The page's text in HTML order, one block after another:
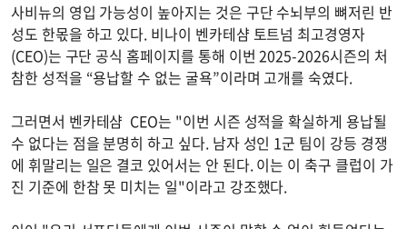
사비뉴의 영입 가능성이 높아지는 것은 구단 수뇌부의 뼈저린 반
성도 한몫을 하고 있다. 비나이 벤카테샴 토트넘 최고경영자
(CEO)는 구단 공식 홈페이지를 통해 이번 2025-2026시즌의 처
참한 성적을 “용납할 수 없는 굴욕”이라며 고개를 숙였다.
그러면서 벤카테샴 CEO는 "이번 시즌 성적을 확실하게 용납될
수 없다는 점을 분명히 하고 싶다. 남자 성인 1군 팀이 강등 경쟁
에 휘말리는 일은 결코 있어서는 안 된다. 이는 이 축구 클럽이 가
진 기준에 한참 못 미치는 일"이라고 강조했다.